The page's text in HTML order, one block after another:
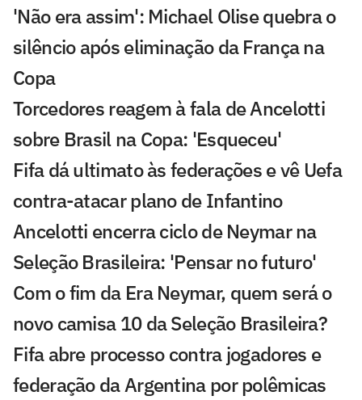
'Não era assim': Michael Olise quebra o
silêncio após eliminação da França na
Copa
Torcedores reagem à fala de Ancelotti
sobre Brasil na Copa: 'Esqueceu'
Fifa dá ultimato às federações e vê Uefa
contra-atacar plano de Infantino
Ancelotti encerra ciclo de Neymar na
Seleção Brasileira: 'Pensar no futuro'
Com o fim da Era Neymar, quem será o
novo camisa 10 da Seleção Brasileira?
Fifa abre processo contra jogadores e
federação da Argentina por polêmicas